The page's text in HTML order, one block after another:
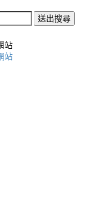
送出搜尋
站
站